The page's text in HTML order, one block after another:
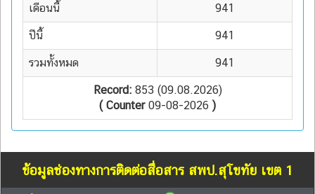
เดือนนี้ 941
ปีนี้ 941
รวมทั้งหมด 941
Record:853 (09.08.2026)
( Counter09-08-2026 )
ข้อมูลช่องทางการติดต่อสื่อสาร สพป.สุโขทัย เขต 1